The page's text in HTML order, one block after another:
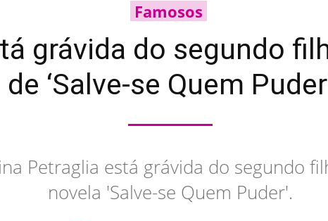
Famosos
grávida do segundo
de ‘Salve-se Quem
Petraglia está grávida do segundo
novela 'Salve-se Quem Puder'.